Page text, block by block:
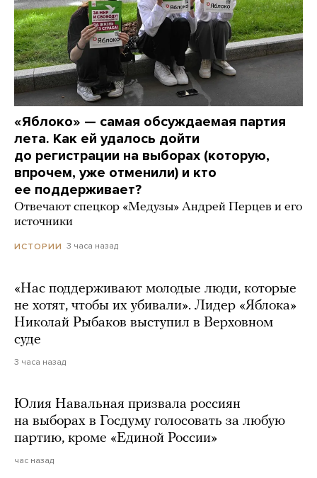
«Яблоко» — самая обсуждаемая партия
лета. Как ей удалось дойти
до регистрации на выборах (которую,
впрочем, уже отменили) и кто
ее поддерживает?
Отвечают спецкор «Медузы» Андрей Перцев и его
источники
ИСТОРИИ 3 часа назад
«Нас поддерживают молодые люди, которые
не хотят, чтобы их убивали». Лидер «Яблока»
Николай Рыбаков выступил в Верховном
суде
3 часа назад
Юлия Навальная призвала россиян
на выборах в Госдуму голосовать за любую
партию, кроме «Единой России»
час назад